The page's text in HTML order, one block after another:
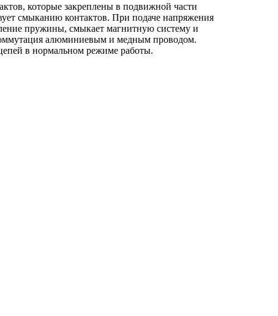
которые закреплены в подвижной части
смыканию контактов. При подаче напряжения
пружины, смыкает магнитную систему и
алюминиевым и медным проводом.
в нормальном режиме работы.